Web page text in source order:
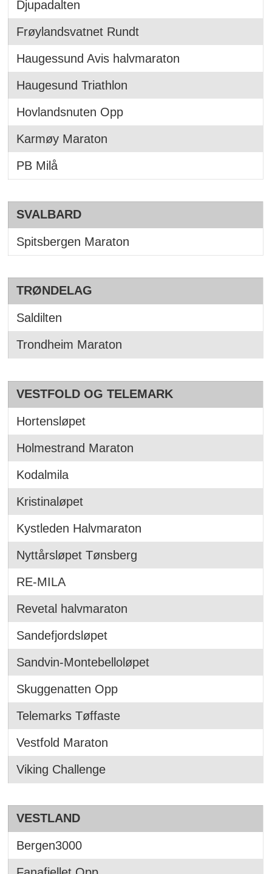
Djupadalten
Frøylandsvatnet Rundt
Haugessund Avis halvmaraton
Haugesund Triathlon
Hovlandsnuten Opp
Karmøy Maraton
PB Milå
SVALBARD
Spitsbergen Maraton
TRØNDELAG
Saldilten
Trondheim Maraton
VESTFOLD OG TELEMARK
Hortensløpet
Holmestrand Maraton
Kodalmila
Kristinaløpet
Kystleden Halvmaraton
Nyttårsløpet Tønsberg
RE-MILA
Revetal halvmaraton
Sandefjordsløpet
Sandvin-Montebelloløpet
Skuggenatten Opp
Telemarks Tøffaste
Vestfold Maraton
Viking Challenge
VESTLAND
Bergen3000